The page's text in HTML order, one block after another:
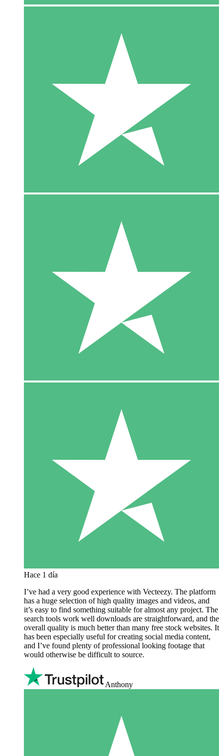
Hace 1 día
I’ve had a very good experience with Vecteezy. The platform
has a huge selection of high quality images and videos, and
it’s easy to find something suitable for almost any project. The
search tools work well downloads are straightforward, and the
overall quality is much better than many free stock websites. It
has been especially useful for creating social media content,
and I’ve found plenty of professional looking footage that
would otherwise be difficult to source.
Anthony